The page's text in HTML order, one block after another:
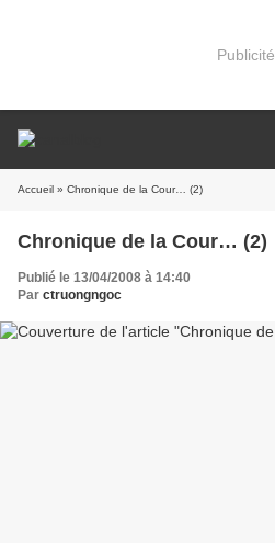
Publicité
Accueil » Chronique de la Cour… (2)
Chronique de la Cour… (2)
Publié le 13/04/2008 à 14:40
Par ctruongngoc